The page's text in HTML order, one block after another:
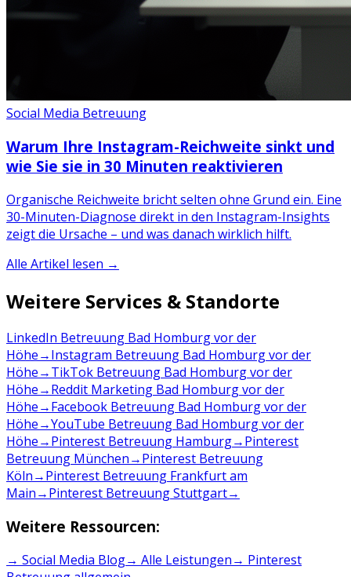
Social Media Betreuung
Warum Ihre Instagram-Reichweite sinkt und
wie Sie sie in 30 Minuten reaktivieren
Organische Reichweite bricht selten ohne Grund ein. Eine
30-Minuten-Diagnose direkt in den Instagram-Insights
zeigt die Ursache – und was danach wirklich hilft.
Alle Artikel lesen →
Weitere Services & Standorte
LinkedIn Betreuung Bad Homburg vor der
Höhe→Instagram Betreuung Bad Homburg vor der
Höhe→TikTok Betreuung Bad Homburg vor der
Höhe→Reddit Marketing Bad Homburg vor der
Höhe→Facebook Betreuung Bad Homburg vor der
Höhe→YouTube Betreuung Bad Homburg vor der
Höhe→Pinterest Betreuung Hamburg→Pinterest
Betreuung München→Pinterest Betreuung
Köln→Pinterest Betreuung Frankfurt am
Main→Pinterest Betreuung Stuttgart→
Weitere Ressourcen:
→ Social Media Blog→ Alle Leistungen→ Pinterest